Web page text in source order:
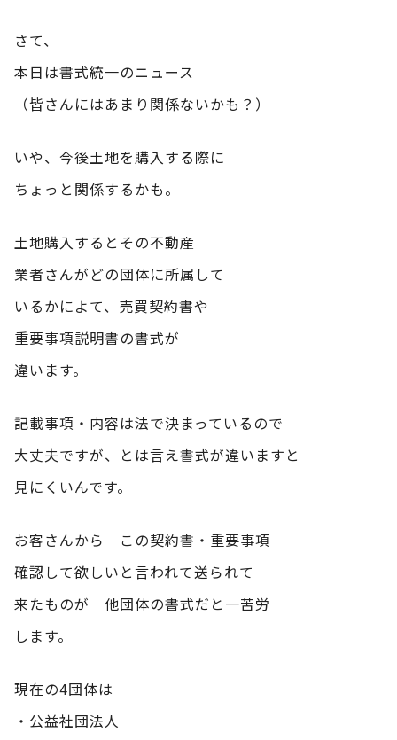
さて、
本日は書式統一のニュース
（皆さんにはあまり関係ないかも？）
いや、今後土地を購入する際に
ちょっと関係するかも。
土地購入するとその不動産
業者さんがどの団体に所属して
いるかによて、売買契約書や
重要事項説明書の書式が
違います。
記載事項・内容は法で決まっているので
大丈夫ですが、とは言え書式が違いますと
見にくいんです。
お客さんから この契約書・重要事項
確認して欲しいと言われて送られて
来たものが 他団体の書式だと一苦労
します。
現在の4団体は
・公益社団法人